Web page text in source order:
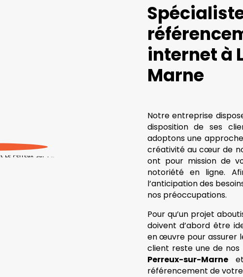
internet à
Marne
Notre entreprise
disposition de ses
adoptons une
créativité au cœur de
ont pour mission de
notoriété en ligne.
l’anticipation des
nos préoccupations.
Pour qu’un projet
doivent d’abord être
en œuvre pour assurer
client reste une de
Perreux-sur-Marneet
référencement de